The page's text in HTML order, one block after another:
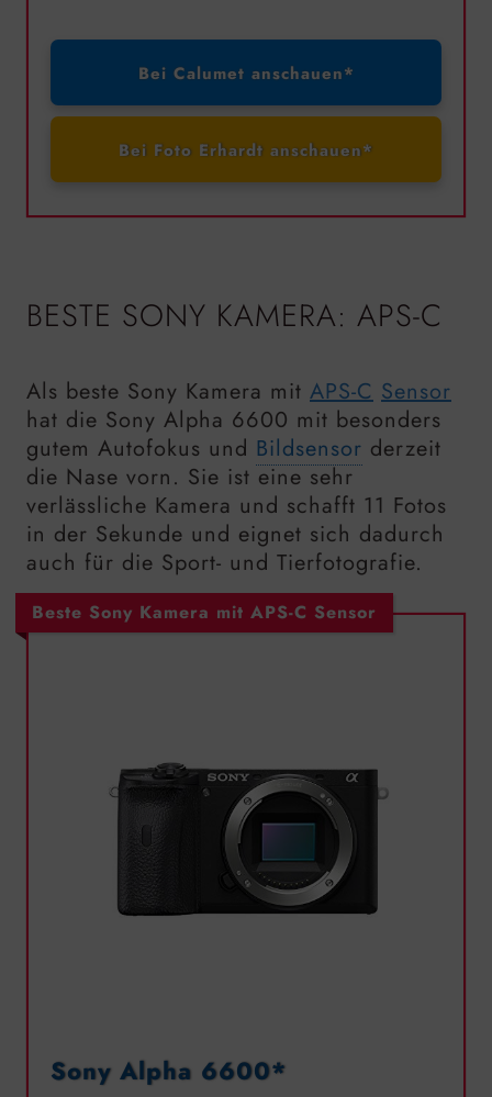
Bei Calumet anschauen*
Bei Foto Erhardt anschauen*
BESTE SONY KAMERA: APS-C
Als beste Sony Kamera mit APS-C Sensor
hat die Sony Alpha 6600 mit besonders
gutem Autofokus und Bildsensor derzeit
die Nase vorn. Sie ist eine sehr
verlässliche Kamera und schafft 11 Fotos
in der Sekunde und eignet sich dadurch
auch für die Sport- und Tierfotografie.
Beste Sony Kamera mit APS-C Sensor
Sony Alpha 6600*